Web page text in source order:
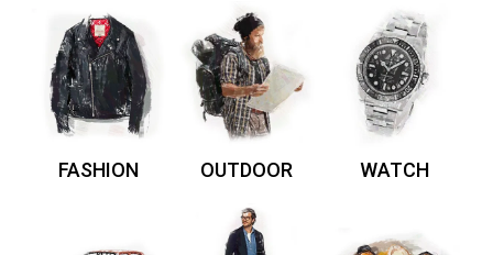
FASHION OUTDOOR WATCH